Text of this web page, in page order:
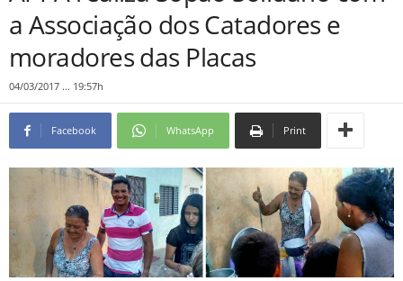
a Associação dos Catadores e
moradores das Placas
04/03/2017 ... 19:57h
Facebook WhatsApp Print